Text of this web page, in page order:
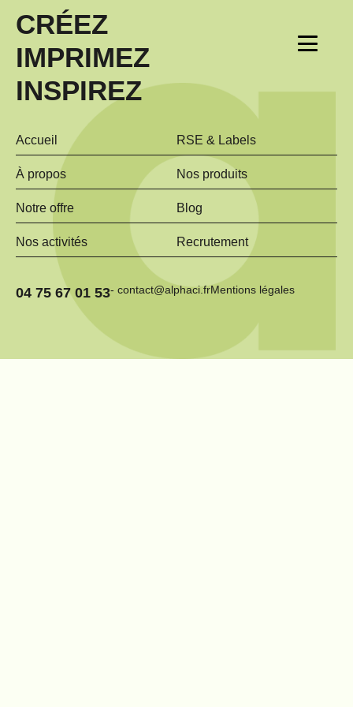
CRÉEZ
IMPRIMEZ
INSPIREZ
Accueil
À propos
Notre offre
Nos activités
RSE & Labels
Nos produits
Blog
Recrutement
04 75 67 01 53- contact@alphaci.frMentions légales